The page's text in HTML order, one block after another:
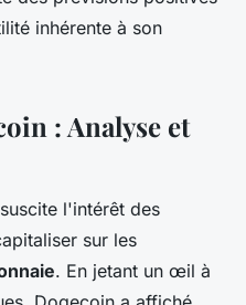
inhérente à son
: Analyse et
suscite l'intérêt des
sur les
. En jetant un œil à